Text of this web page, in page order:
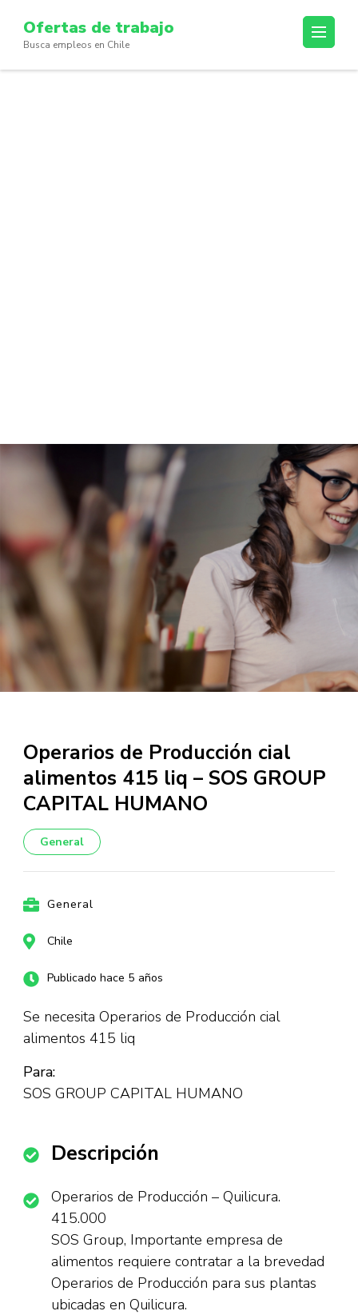
content
(Press
Ofertas de trabajo
Busca empleos en Chile
Operarios de Producción cial
alimentos 415 liq – SOS GROUP
CAPITAL HUMANO
General
General
Chile
Publicado hace 5 años
Se necesita Operarios de Producción cial
alimentos 415 liq
Para:
SOS GROUP CAPITAL HUMANO
Descripción
Operarios de Producción – Quilicura.
415.000
SOS Group, Importante empresa de
alimentos requiere contratar a la brevedad
Operarios de Producción para sus plantas
ubicadas en Quilicura.